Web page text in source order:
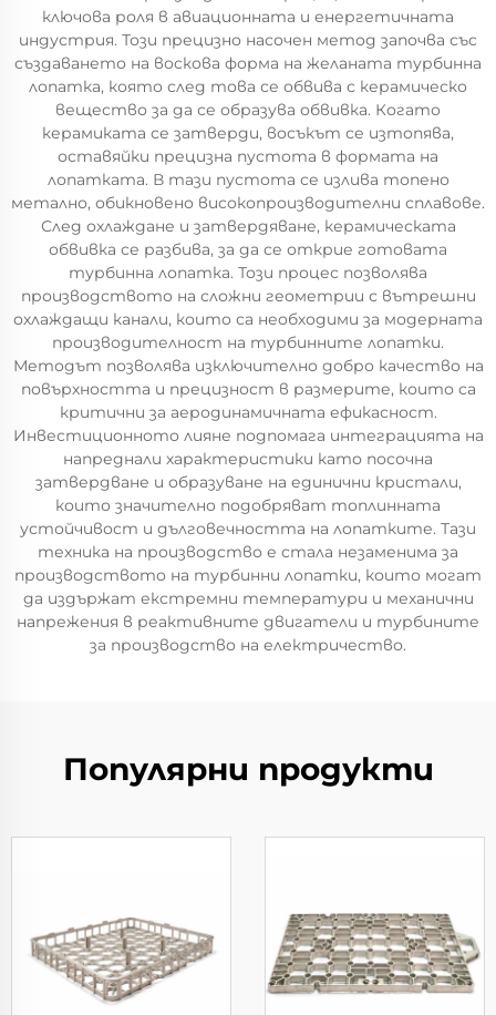
ключова роля в авиационната и енергетичната
индустрия. Този прецизно насочен метод започва със
създаването на воскова форма на желаната турбинна
лопатка, която след това се обвива с керамическо
вещество за да се образува обвивка. Когато
керамиката се затверди, восъкът се изтопява,
оставяйки прецизна пустота в формата на
лопатката. В тази пустота се излива топено
метално, обикновено високопроизводителни сплавове.
След охлаждане и затвердяване, керамическата
обвивка се разбива, за да се открие готовата
турбинна лопатка. Този процес позволява
производството на сложни геометрии с вътрешни
охлаждащи канали, които са необходими за модерната
производителност на турбинните лопатки.
Методът позволява изключително добро качество на
повърхността и прецизност в размерите, които са
критични за аеродинамичната ефикасност.
Инвестиционното лияне подпомага интеграцията на
напреднали характеристики като посочна
затвердване и образуване на единични кристали,
които значително подобряват топлинната
устойчивост и дълговечността на лопатките. Тази
техника на производство е стала незаменима за
производството на турбинни лопатки, които могат
да издържат екстремни температури и механични
напрежения в реактивните двигатели и турбините
за производство на електричество.
Популярни продукти